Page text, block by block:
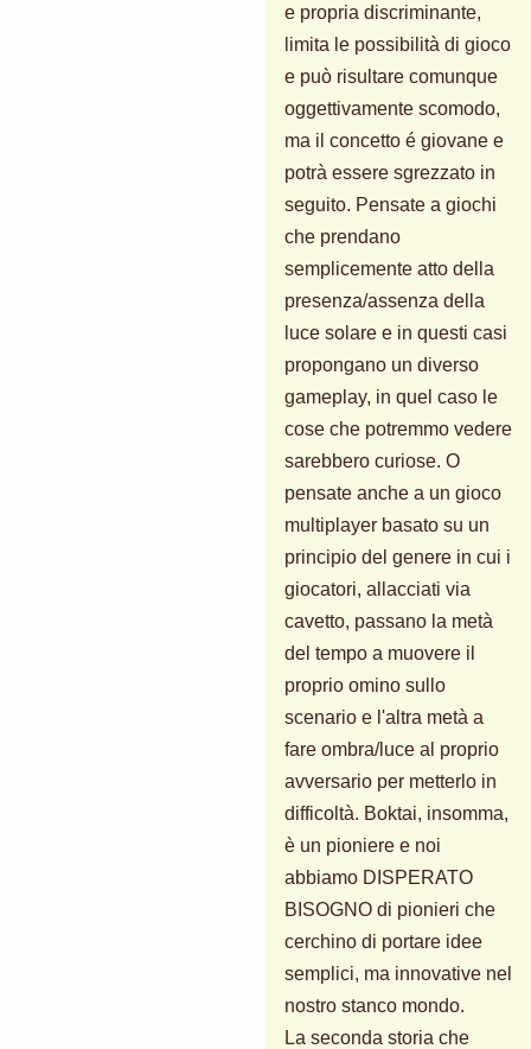
e propria discriminante,
limita le possibilità di gioco
e può risultare comunque
oggettivamente scomodo,
ma il concetto é giovane e
potrà essere sgrezzato in
seguito. Pensate a giochi
che prendano
semplicemente atto della
presenza/assenza della
luce solare e in questi casi
propongano un diverso
gameplay, in quel caso le
cose che potremmo vedere
sarebbero curiose. O
pensate anche a un gioco
multiplayer basato su un
principio del genere in cui i
giocatori, allacciati via
cavetto, passano la metà
del tempo a muovere il
proprio omino sullo
scenario e l'altra metà a
fare ombra/luce al proprio
avversario per metterlo in
difficoltà. Boktai, insomma,
è un pioniere e noi
abbiamo DISPERATO
BISOGNO di pionieri che
cerchino di portare idee
semplici, ma innovative nel
nostro stanco mondo.
La seconda storia che